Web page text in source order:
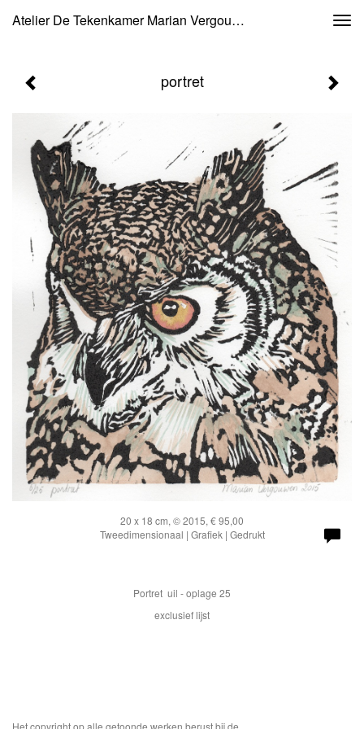
Atelier De Tekenkamer Marian Vergouwen - Portret
portret
20 x 18 cm, © 2015, € 95,00
Tweedimensionaal | Grafiek | Gedrukt
Portret uil - oplage 25
exclusief lijst